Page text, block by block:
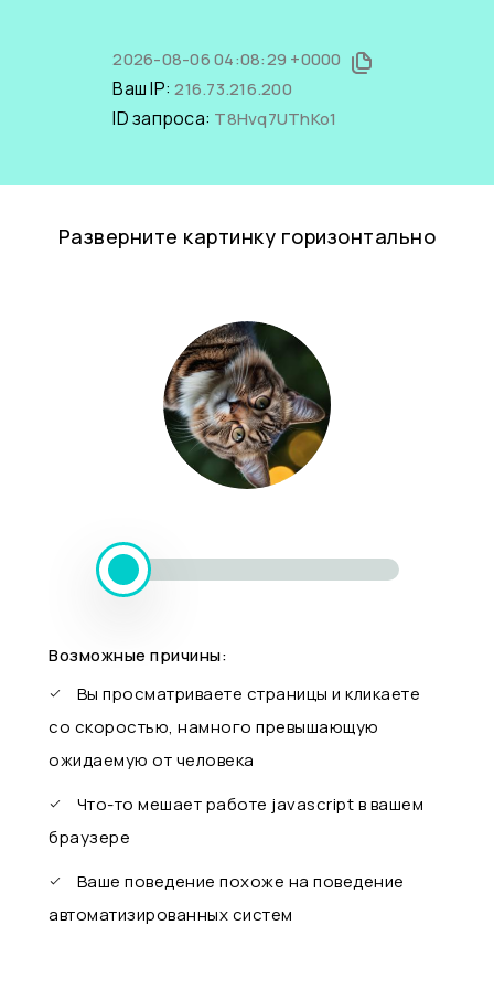
2026-08-06 04:08:29 +0000
Ваш IP:216.73.216.200
ID запроса: T8Hvq7UThKo1
Разверните картинку горизонтально
Возможные причины:
Вы просматриваете страницы и кликаете
со скоростью, намного превышающую
ожидаемую от человека
Что-то мешает работе javascript в вашем
браузере
Ваше поведение похоже на поведение
автоматизированных систем